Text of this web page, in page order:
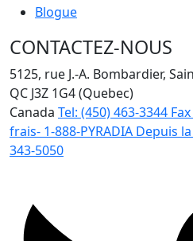
Blogue
CONTACTEZ-NOUS
5125, rue J.-A. Bombardier,
QC J3Z 1G4 (Quebec)
Canada Tel: (450) 463-3344 Fax
frais- 1-888-PYRADIA Depuis
343-5050